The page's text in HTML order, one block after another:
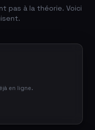
pas à la théorie. Voici
en ligne.